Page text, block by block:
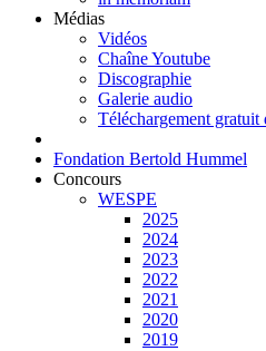
Médias
Vidéos
Chaîne Youtube
Discographie
Galerie audio
Téléchargement gratuit
Fondation Bertold Hummel
Concours
WESPE
2025
2024
2023
2022
2021
2020
2019